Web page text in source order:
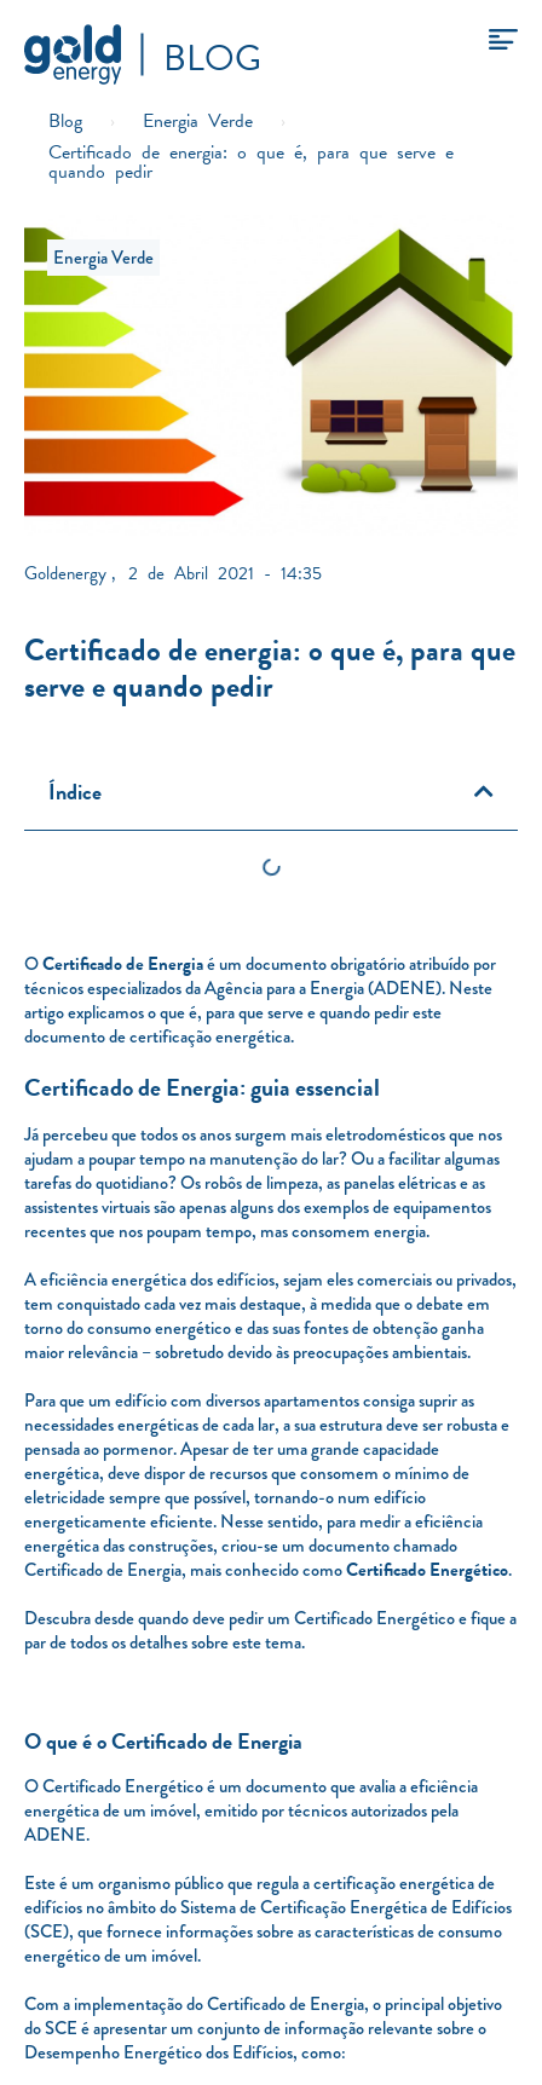
BLOG
Blog › Energia Verde
›
Certificado de energia: o que é, para que serve e
quando pedir
Energia Verde
Goldenergy 2 de Abril 2021 - 14:35
Certificado de energia: o que é, para que
serve e quando pedir
Índice
OCertificado de Energiaé um documento obrigatório atribuído por
técnicos especializados da Agência para a Energia (ADENE). Neste
artigo explicamos o que é, para que serve e quando pedir este
documento de certificação energética.
Certificado de Energia: guia essencial
Já percebeu que todos os anos surgem mais eletrodomésticos que nos
ajudam a poupar tempo na manutenção do lar? Ou a facilitar algumas
tarefas do quotidiano? Os robôs de limpeza, as panelas elétricas e as
assistentes virtuais são apenas alguns dos exemplos de equipamentos
recentes que nos poupam tempo, mas consomem energia.
A eficiência energética dos edifícios, sejam eles comerciais ou privados,
tem conquistado cada vez mais destaque, à medida que o debate em
torno do consumo energético e das suas fontes de obtenção ganha
maior relevância – sobretudo devido às preocupações ambientais.
Para que um edifício com diversos apartamentos consiga suprir as
necessidades energéticas de cada lar, a sua estrutura deve ser robusta e
pensada ao pormenor. Apesar de ter uma grande capacidade
energética, deve dispor de recursos que consomem o mínimo de
eletricidade sempre que possível, tornando-o num edifício
energeticamente eficiente. Nesse sentido, para medir a eficiência
energética das construções, criou-se um documento chamado
Certificado de Energia, mais conhecido comoCertificado Energético.
Descubra desde quando deve pedir um Certificado Energético e fique a
par de todos os detalhes sobre este tema.
O que é o Certificado de Energia
O Certificado Energético é um documento que avalia a eficiência
energética de um imóvel, emitido por técnicos autorizados pela
ADENE.
Este é um organismo público que regula a certificação energética de
edifícios no âmbito do Sistema de Certificação Energética de Edifícios
(SCE), que fornece informações sobre as características de consumo
energético de um imóvel.
Com a implementação do Certificado de Energia, o principal objetivo
do SCE é apresentar um conjunto de informação relevante sobre o
Desempenho Energético dos Edifícios, como: